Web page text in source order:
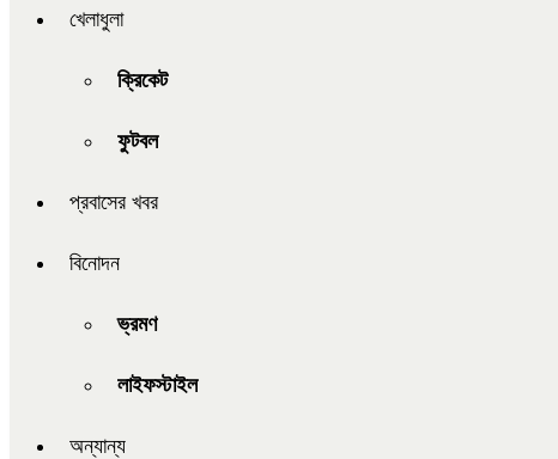
খেলাধুলা
ক্রিকেট
ফুটবল
প্রবাসের খবর
বিনোদন
ভ্রমণ
লাইফস্টাইল
অন্যান্য